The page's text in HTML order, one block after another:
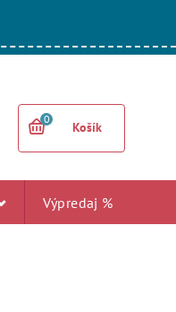
0
Košík
Výpredaj %